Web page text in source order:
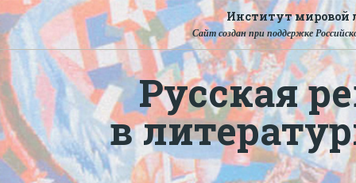
Институт мировой
Сайт создан при поддержке
Русская
в